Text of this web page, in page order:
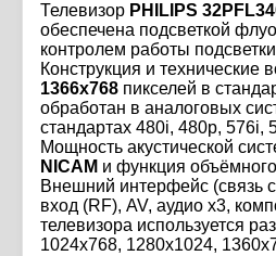
Телевизор PHILIPS
обеспечена подсветкой
контролем работы
Конструкция и
1366x768 пикселей в
обработан в аналоговых
стандартах 480i, 480p,
Мощность акустической
NICAM и функция
Внешний интерфейс (связь
вход (RF), AV, аудио x3,
телевизора используется
1024x768, 1280x1024,